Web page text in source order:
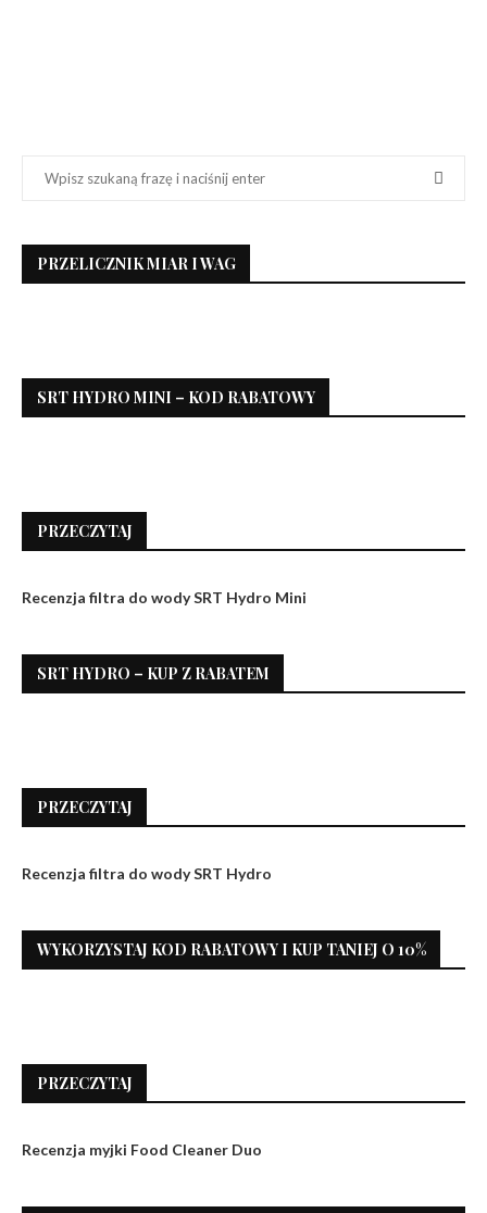
PRZELICZNIK MIAR I WAG
SRT HYDRO MINI – KOD RABATOWY
PRZECZYTAJ
Recenzja filtra do wody SRT Hydro Mini
SRT HYDRO – KUP Z RABATEM
PRZECZYTAJ
Recenzja filtra do wody SRT Hydro
WYKORZYSTAJ KOD RABATOWY I KUP TANIEJ O 10%
PRZECZYTAJ
Recenzja myjki Food Cleaner Duo